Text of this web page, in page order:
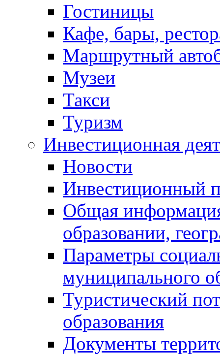
Гостиницы
Кафе, бары,
Маршрутный
Музеи
Такси
Туризм
Инвестиционная
Новости
Инвестиционный
Общая
образовании,
Параметры
муниципального
Туристический
образования
Документы